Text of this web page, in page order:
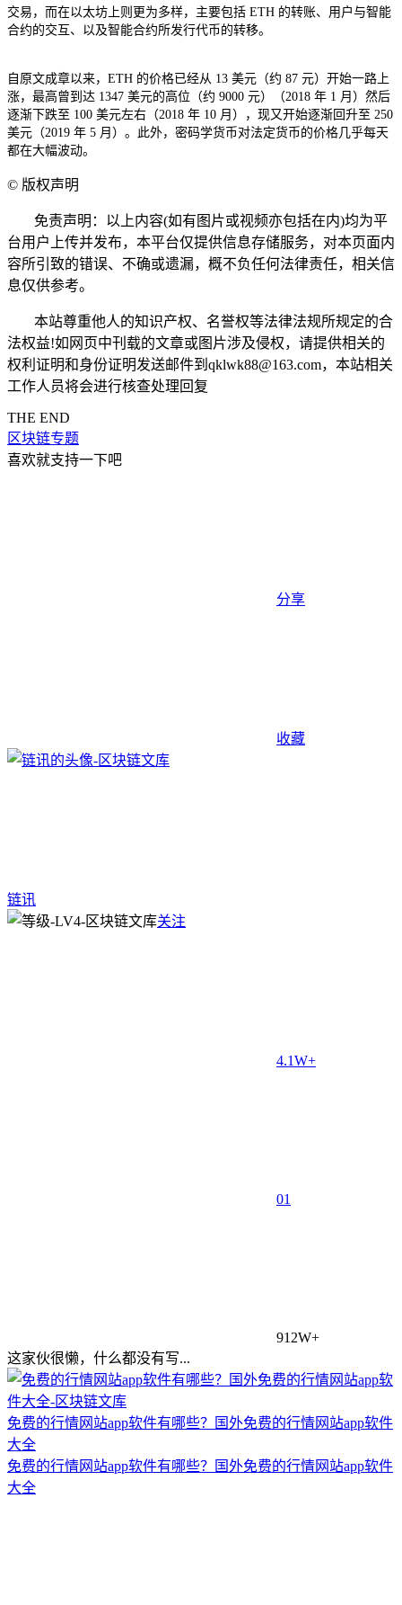
交易，而在以太坊上则更为多样，主要包括 ETH 的转账、用户与智能
合约的交互、以及智能合约所发行代币的转移。
自原文成章以来，ETH 的价格已经从 13 美元（约 87 元）开始一路上
涨，最高曾到达 1347 美元的高位（约 9000 元）（2018 年 1 月）然后
逐渐下跌至 100 美元左右（2018 年 10 月），现又开始逐渐回升至 250
美元（2019 年 5 月）。此外，密码学货币对法定货币的价格几乎每天
都在大幅波动。
© 版权声明
免责声明：以上内容(如有图片或视频亦包括在内)均为平
台用户上传并发布，本平台仅提供信息存储服务，对本页面内
容所引致的错误、不确或遗漏，概不负任何法律责任，相关信
息仅供参考。
本站尊重他人的知识产权、名誉权等法律法规所规定的合
法权益!如网页中刊载的文章或图片涉及侵权，请提供相关的
权利证明和身份证明发送邮件到qklwk88@163.com，本站相关
工作人员将会进行核查处理回复
THE END
区块链专题
喜欢就支持一下吧
分享
收藏
链讯
关注
4.1W+
01
912W+
这家伙很懒，什么都没有写...
免费的行情网站app软件有哪些？国外免费的行情网站app软件
大全
免费的行情网站app软件有哪些？国外免费的行情网站app软件
大全